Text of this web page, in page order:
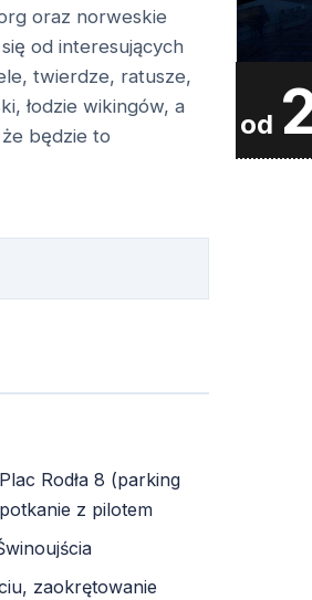
oraz norweskie
od interesujących
twierdze, ratusze,
łodzie wikingów, a
będzie to
od
Rodła 8 (parking
z pilotem
zaokrętowanie